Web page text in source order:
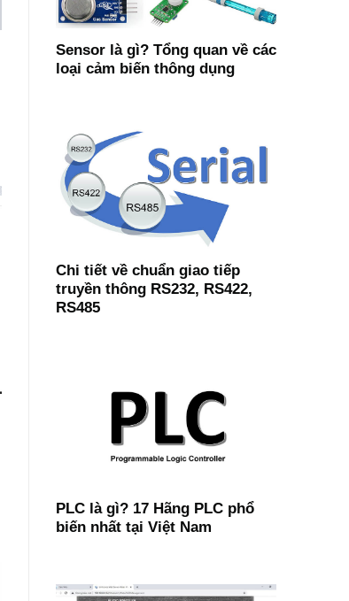
Sensor là gì? Tổng quan về các
loại cảm biến thông dụng
Chi tiết về chuẩn giao tiếp
truyền thông RS232, RS422,
RS485
PLC là gì? 17 Hãng PLC phổ
biến nhất tại Việt Nam